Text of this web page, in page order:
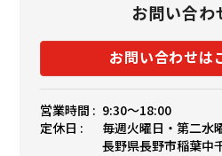
お問い合わ
お問い合わせは
営業時間 : 9:30〜18:00
定休日 :
毎週火曜日・第二水
長野県長野市稲葉中